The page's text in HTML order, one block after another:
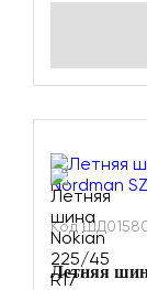
Код
Летняя